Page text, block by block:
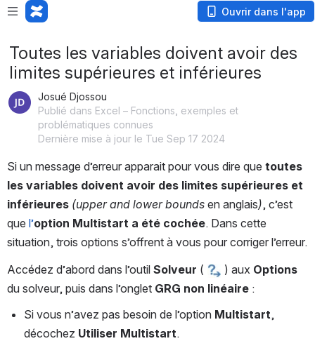
Ouvrir dans l'app
Toutes les variables doivent avoir des
limites supérieures et inférieures
Josué Djossou
Publié dans Excel – Fonctions, exemples et
problématiques connues
Dernière mise à jour le Tue Sep 17 2024
Si un message d’erreur apparait pour vous dire que toutes
les variables doivent avoir des limites supérieures et
inférieures (upper and lower bounds en anglais), c’est
que l’option Multistart a été cochée. Dans cette
situation, trois options s’offrent à vous pour corriger l’erreur.
Accédez d’abord dans l’outil Solveur ( ) aux Options
du solveur, puis dans l’onglet GRG non linéaire :
Si vous n’avez pas besoin de l’option Multistart,
décochez Utiliser Multistart.